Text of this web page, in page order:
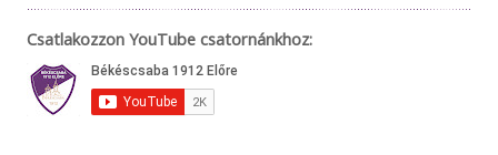
Csatlakozzon YouTube csatornánkhoz: